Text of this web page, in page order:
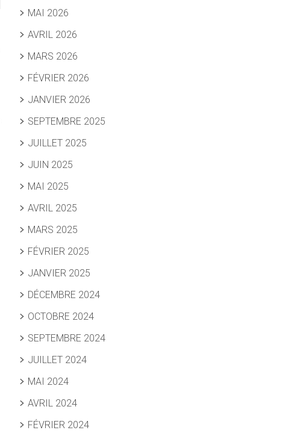
MAI 2026
AVRIL 2026
MARS 2026
FÉVRIER 2026
JANVIER 2026
SEPTEMBRE 2025
JUILLET 2025
JUIN 2025
MAI 2025
AVRIL 2025
MARS 2025
FÉVRIER 2025
JANVIER 2025
DÉCEMBRE 2024
OCTOBRE 2024
SEPTEMBRE 2024
JUILLET 2024
MAI 2024
AVRIL 2024
FÉVRIER 2024